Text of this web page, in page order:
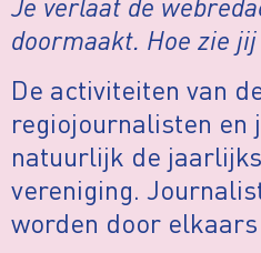
doormaakt. Hoe zie
De activiteiten van
regiojournalisten en
natuurlijk de
vereniging.
worden door